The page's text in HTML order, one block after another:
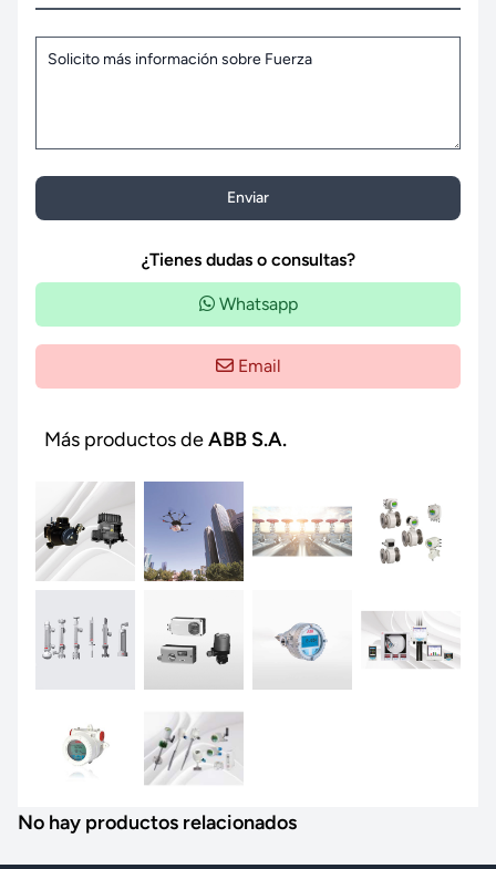
Enviar
¿Tienes dudas o consultas?
Whatsapp
Email
Más productos deABB S.A.
No hay productos relacionados